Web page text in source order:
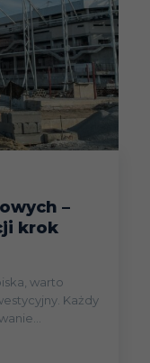
–
krok
warto
Każdy